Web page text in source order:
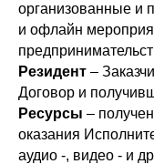
организованные и
и офлайн
Резидент –
Договор и
Ресурсы –
оказания
аудио -, видео - и